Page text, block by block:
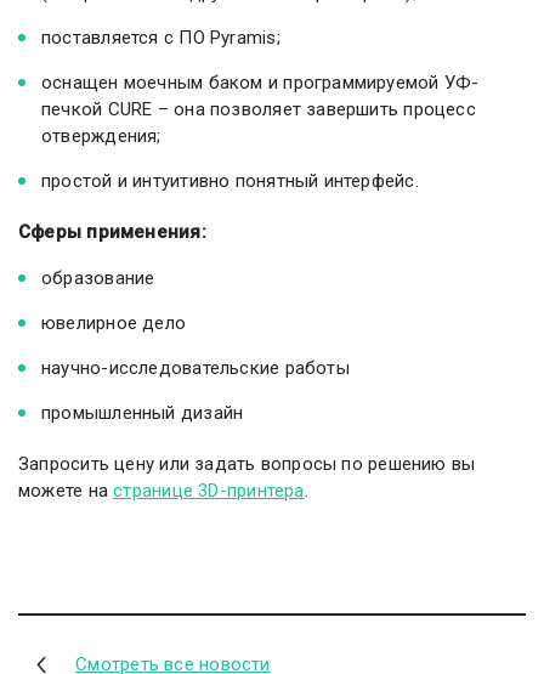
поставляется с ПО Pyramis;
оснащен моечным баком и программируемой УФ-
печкой CURE – она позволяет завершить процесс
отверждения;
простой и интуитивно понятный интерфейс.
Сферы применения:
образование
ювелирное дело
научно-исследовательские работы
промышленный дизайн
Запросить цену или задать вопросы по решению вы
можете настранице 3D-принтера.
Смотреть все новости